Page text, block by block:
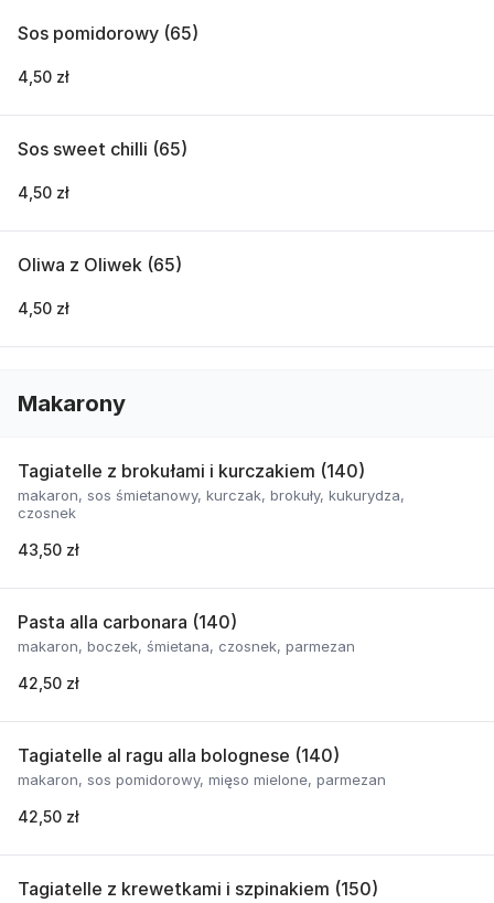
Sos pomidorowy (65)
4,50 zł
Sos sweet chilli (65)
4,50 zł
Oliwa z Oliwek (65)
4,50 zł
Makarony
Tagiatelle z brokułami i kurczakiem (140)
makaron, sos śmietanowy, kurczak, brokuły, kukurydza,
czosnek
43,50 zł
Pasta alla carbonara (140)
makaron, boczek, śmietana, czosnek, parmezan
42,50 zł
Tagiatelle al ragu alla bolognese (140)
makaron, sos pomidorowy, mięso mielone, parmezan
42,50 zł
Tagiatelle z krewetkami i szpinakiem (150)